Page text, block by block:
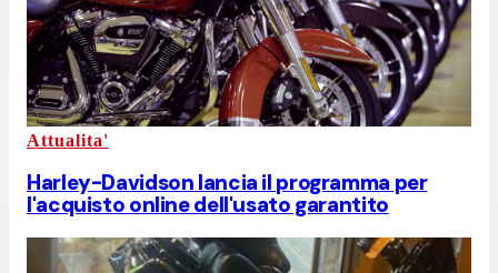
Attualita'
Harley-Davidson lancia il programma per
l'acquisto online dell'usato garantito